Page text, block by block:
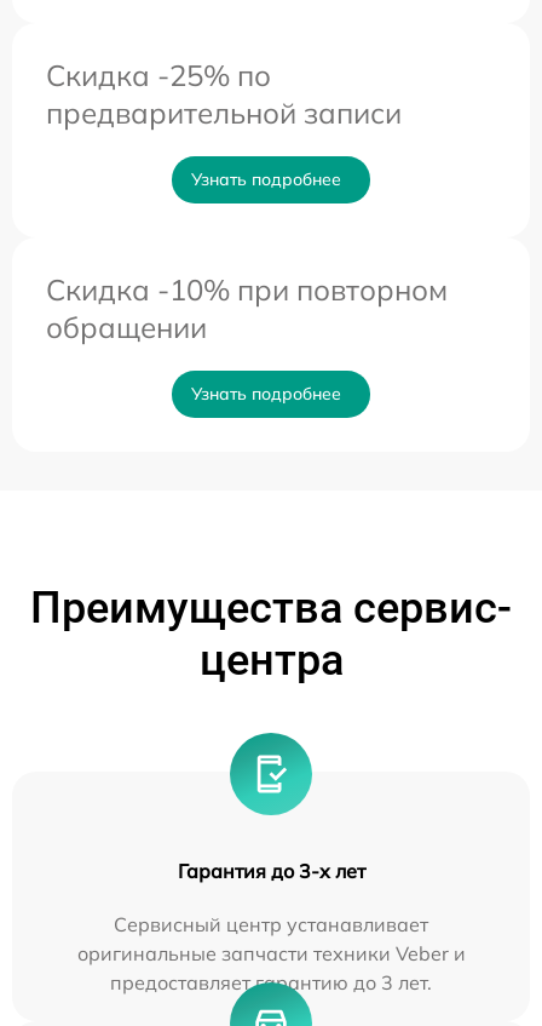
Скидка -25% по
предварительной записи
Узнать подробнее
Скидка -10% при повторном
обращении
Узнать подробнее
Преимущества сервис-
центра
Гарантия до 3-х лет
Сервисный центр устанавливает
оригинальные запчасти техники Veber и
предоставляет гарантию до 3 лет.